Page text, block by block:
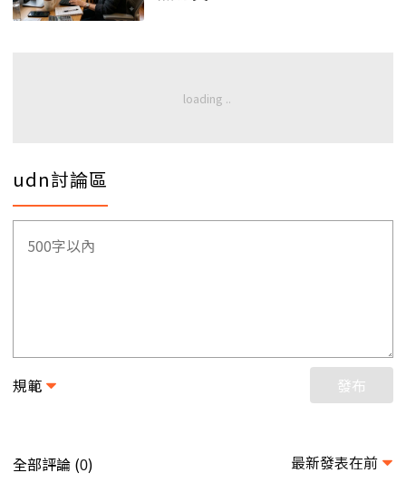
udn討論區
規範 發布
全部評論 (0) 最新發表在前